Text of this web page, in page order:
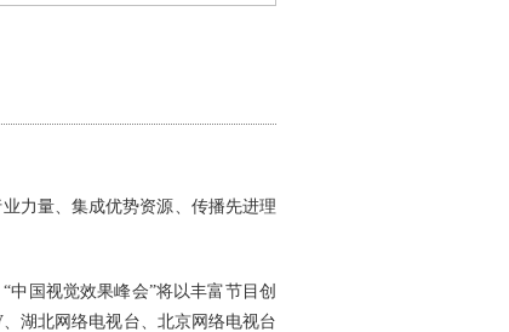
力量、集成优势资源、传播先进理
国视觉效果峰会”将以丰富节目创
湖北网络电视台、北京网络电视台